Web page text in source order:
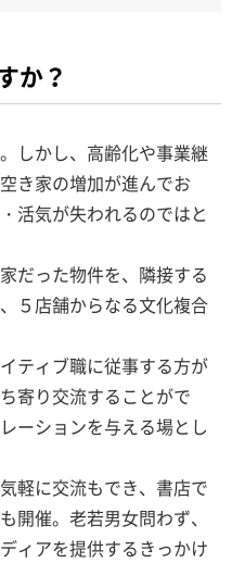
か？
しかし、高齢化や事業継
き家の増加が進んでお
活気が失われるのではと
だった物件を、隣接する
５店舗からなる文化複合
ティブ職に従事する方が
寄り交流することがで
ーションを与える場とし
軽に交流もでき、書店で
開催。老若男女問わず、
ィアを提供するきっかけ